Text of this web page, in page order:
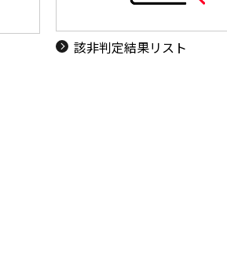
該非判定結果リスト